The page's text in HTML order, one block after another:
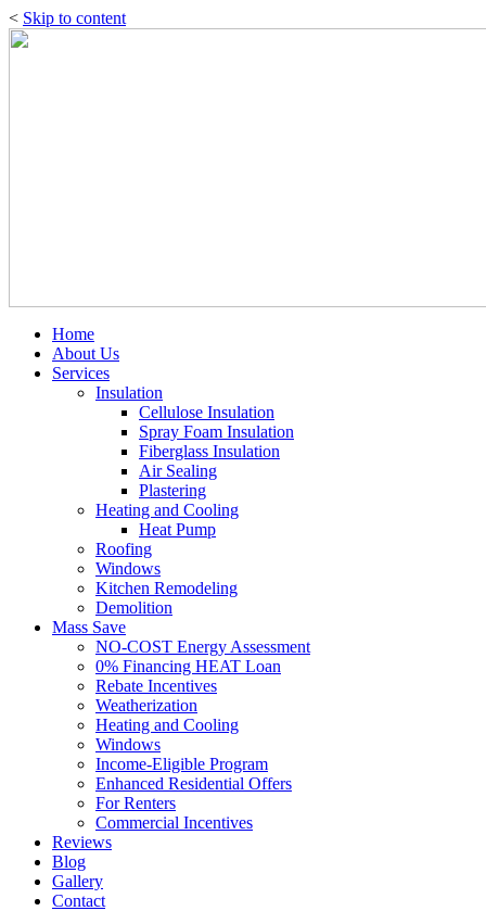
< Skip to content
Home
About Us
Services
Insulation
Cellulose Insulation
Spray Foam Insulation
Fiberglass Insulation
Air Sealing
Plastering
Heating and Cooling
Heat Pump
Roofing
Windows
Kitchen Remodeling
Demolition
Mass Save
NO-COST Energy Assessment
0% Financing HEAT Loan
Rebate Incentives
Weatherization
Heating and Cooling
Windows
Income-Eligible Program
Enhanced Residential Offers
For Renters
Commercial Incentives
Reviews
Blog
Gallery
Contact